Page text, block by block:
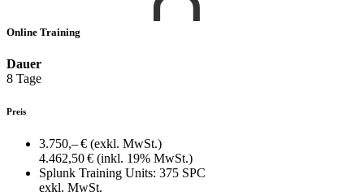
Online Training
Dauer
8 Tage
Preis
3.750,– € (exkl. MwSt.)
4.462,50 € (inkl. 19% MwSt.)
Splunk Training Units: 375 SPC
exkl. MwSt.